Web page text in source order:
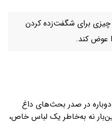
چیزی برای شگفت‌زده کردن
عوض کند.
این روزها نام برند جهانی H&M دوباره در صدر بحث‌های داغ
نه به‌خاطر یک لباس خاص،